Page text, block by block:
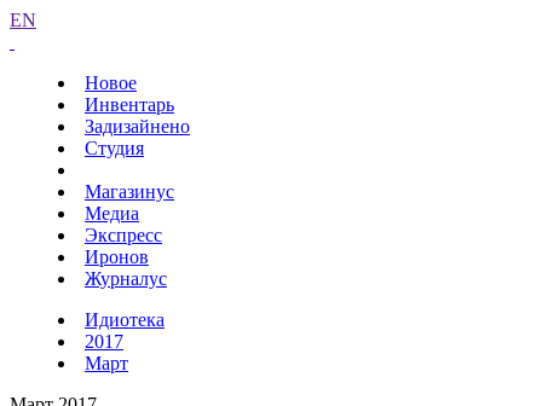
EN
Новое
Инвентарь
Задизайнено
Студия
Магазинус
Медиа
Экспресс
Иронов
Журналус
Идиотека
2017
Март